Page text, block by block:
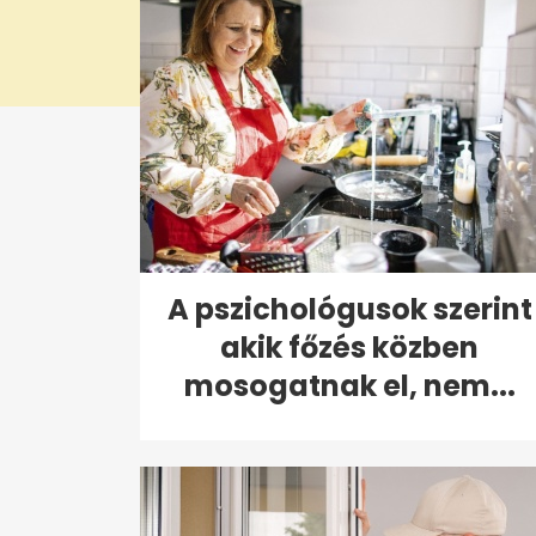
A pszichológusok szerint
akik főzés közben
mosogatnak el, nem...